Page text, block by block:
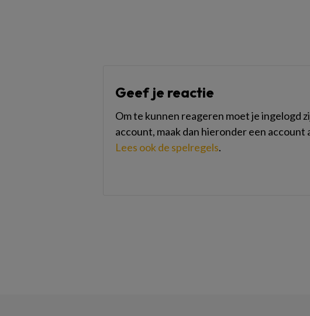
Geef je reactie
Om te kunnen reageren moet je ingelogd
account, maak dan hieronder een account
Lees ook de spelregels.